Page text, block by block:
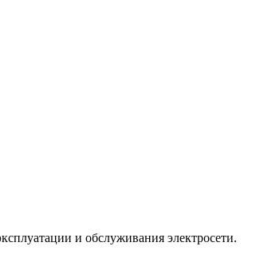
и обслуживания электросети.